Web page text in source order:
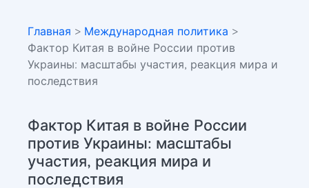
Главная > Международная политика >
Фактор Китая в войне России против
Украины: масштабы участия, реакция мира и
последствия
Фактор Китая в войне России
против Украины: масштабы
участия, реакция мира и
последствия